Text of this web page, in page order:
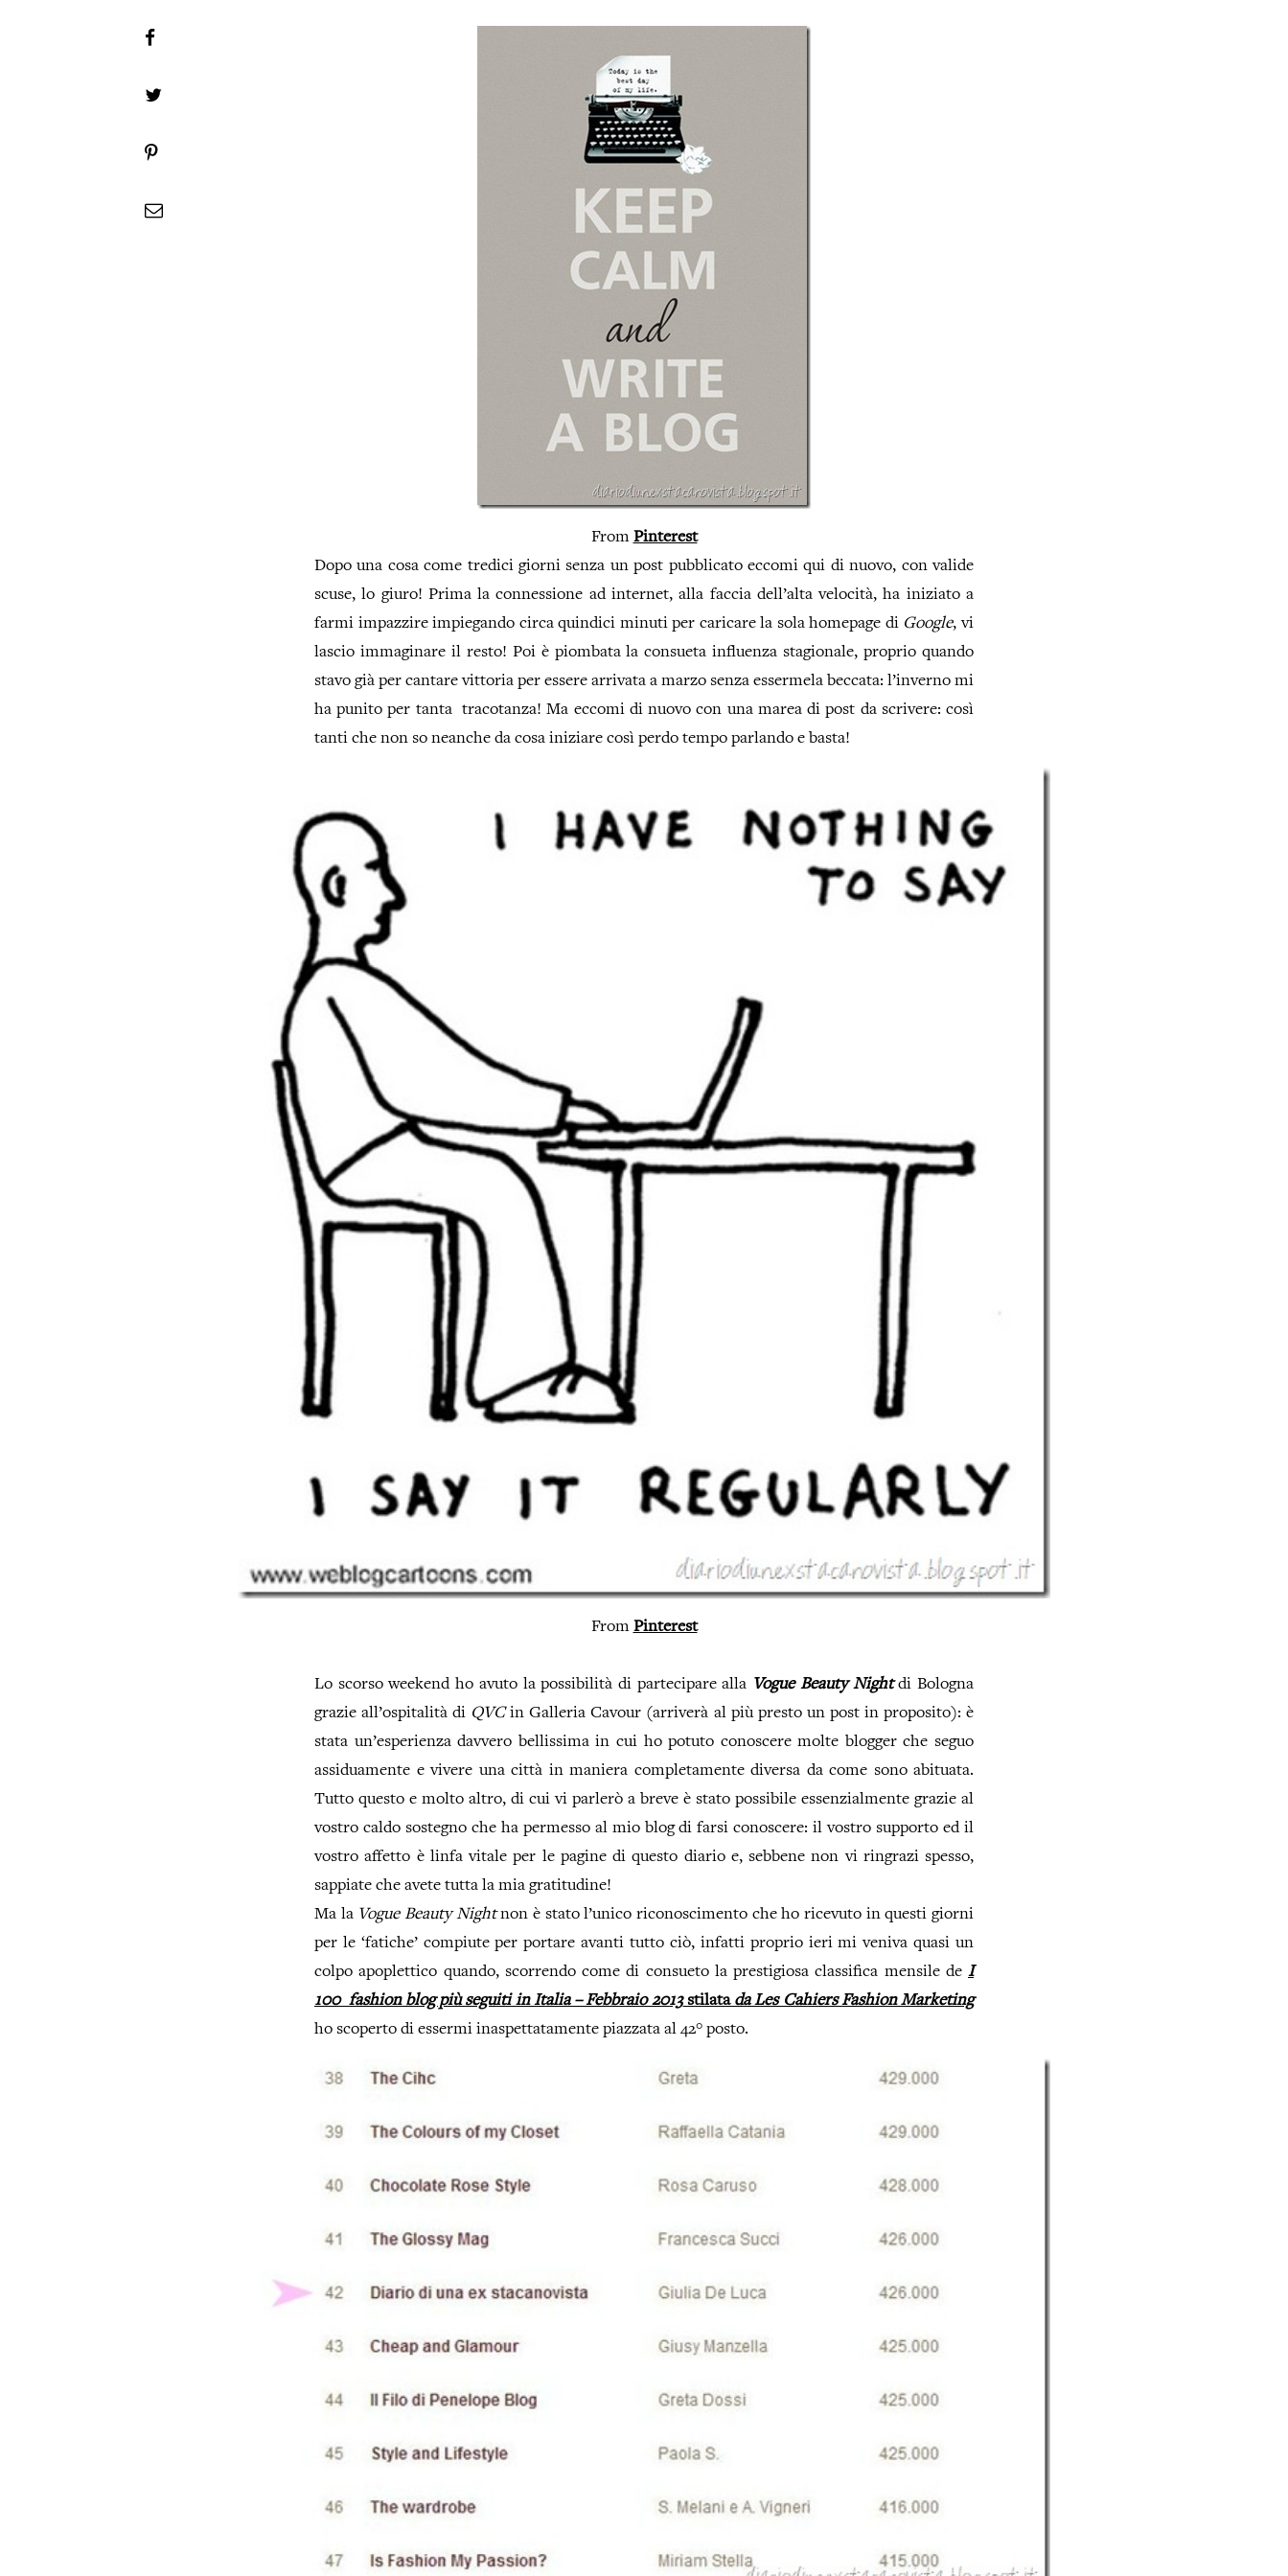
From Pinterest
Dopo una cosa come tredici giorni senza un post pubblicato eccomi qui di nuovo, con valide
scuse, lo giuro! Prima la connessione ad internet, alla faccia dell’alta velocità, ha iniziato a
farmi impazzire impiegando circa quindici minuti per caricare la sola homepage di Google, vi
lascio immaginare il resto! Poi è piombata la consueta influenza stagionale, proprio quando
stavo già per cantare vittoria per essere arrivata a marzo senza essermela beccata: l’inverno mi
ha punito per tanta tracotanza! Ma eccomi di nuovo con una marea di post da scrivere: così
tanti che non so neanche da cosa iniziare così perdo tempo parlando e basta!
From Pinterest
Lo scorso weekend ho avuto la possibilità di partecipare alla Vogue Beauty Nightdi Bologna
grazie all’ospitalità di QVCin Galleria Cavour (arriverà al più presto un post in proposito): è
stata un’esperienza davvero bellissima in cui ho potuto conoscere molte blogger che seguo
assiduamente e vivere una città in maniera completamente diversa da come sono abituata.
Tutto questo e molto altro, di cui vi parlerò a breve è stato possibile essenzialmente grazie al
vostro caldo sostegno che ha permesso al mio blog di farsi conoscere: il vostro supporto ed il
vostro affetto è linfa vitale per le pagine di questo diario e, sebbene non vi ringrazi spesso,
sappiate che avete tutta la mia gratitudine!
Ma la Vogue Beauty Nightnon è stato l’unico riconoscimento che ho ricevuto in questi giorni
per le ‘fatiche’ compiute per portare avanti tutto ciò, infatti proprio ieri mi veniva quasi un
colpo apoplettico quando, scorrendo come di consueto la prestigiosa classifica mensile de I
100 fashion blog più seguiti in Italia – Febbraio 2013stilata da Les Cahiers Fashion Marketing
ho scoperto di essermi inaspettatamente piazzata al 42° posto.